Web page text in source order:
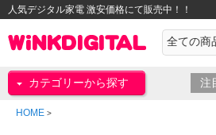
人気デジタル家電 激安価格にて販売中！！
カテゴリーから探す 注
HOME >